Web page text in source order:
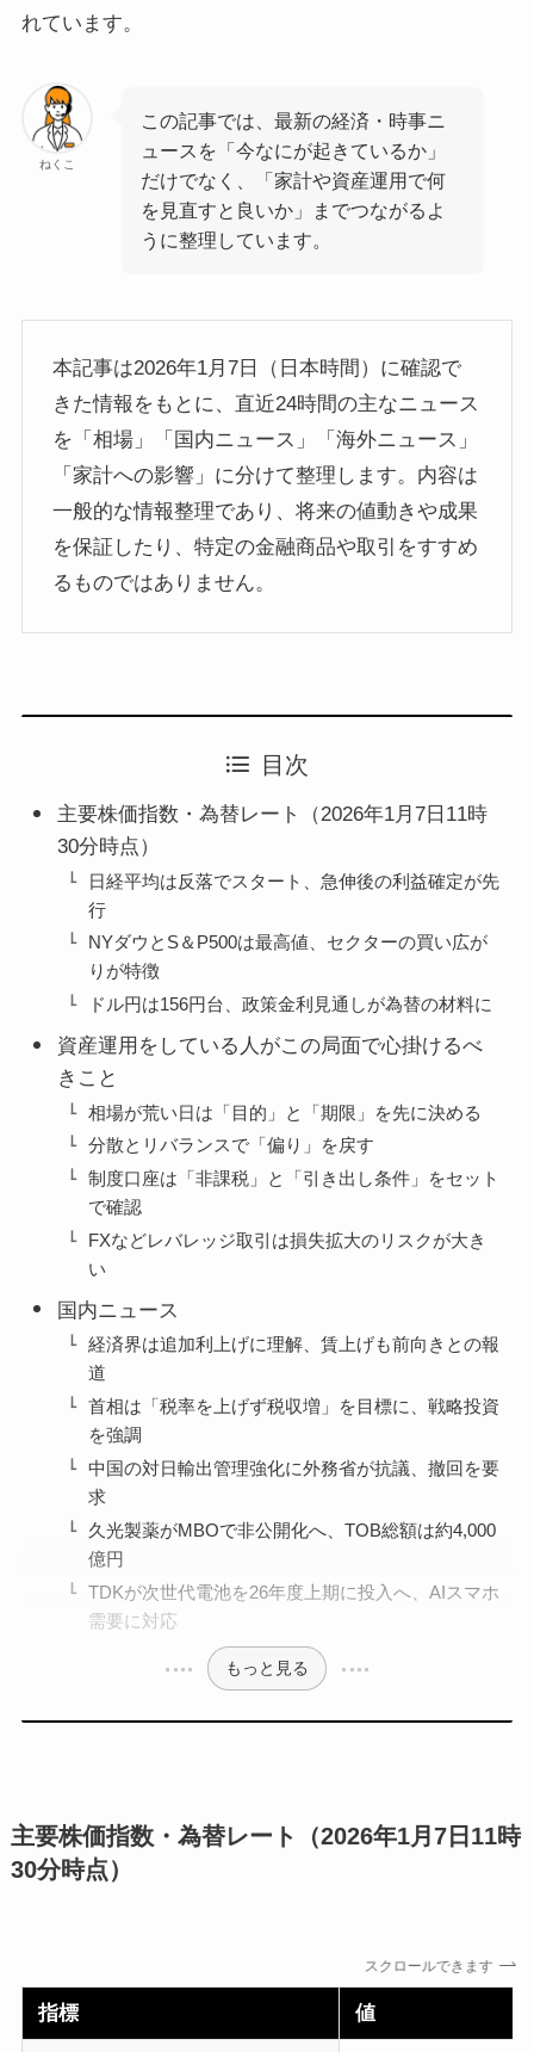
れています。
ねくこ
この記事では、最新の経済・時事ニ
ュースを「今なにが起きているか」
だけでなく、「家計や資産運用で何
を見直すと良いか」までつながるよ
うに整理しています。
本記事は2026年1月7日（日本時間）に確認で
きた情報をもとに、直近24時間の主なニュース
を「相場」「国内ニュース」「海外ニュース」
「家計への影響」に分けて整理します。内容は
一般的な情報整理であり、将来の値動きや成果
を保証したり、特定の金融商品や取引をすすめ
るものではありません。
目次
主要株価指数・為替レート（2026年1月7日11時
30分時点）
日経平均は反落でスタート、急伸後の利益確定が先
行
NYダウとS＆P500は最高値、セクターの買い広が
りが特徴
ドル円は156円台、政策金利見通しが為替の材料に
資産運用をしている人がこの局面で心掛けるべ
きこと
相場が荒い日は「目的」と「期限」を先に決める
分散とリバランスで「偏り」を戻す
制度口座は「非課税」と「引き出し条件」をセット
で確認
FXなどレバレッジ取引は損失拡大のリスクが大き
い
国内ニュース
経済界は追加利上げに理解、賃上げも前向きとの報
道
首相は「税率を上げず税収増」を目標に、戦略投資
を強調
中国の対日輸出管理強化に外務省が抗議、撤回を要
求
久光製薬がMBOで非公開化へ、TOB総額は約4,000
億円
TDKが次世代電池を26年度上期に投入へ、AIスマホ
需要に対応
もっと見る
主要株価指数・為替レート（2026年1月7日11時
30分時点）
スクロールできます
指標 値